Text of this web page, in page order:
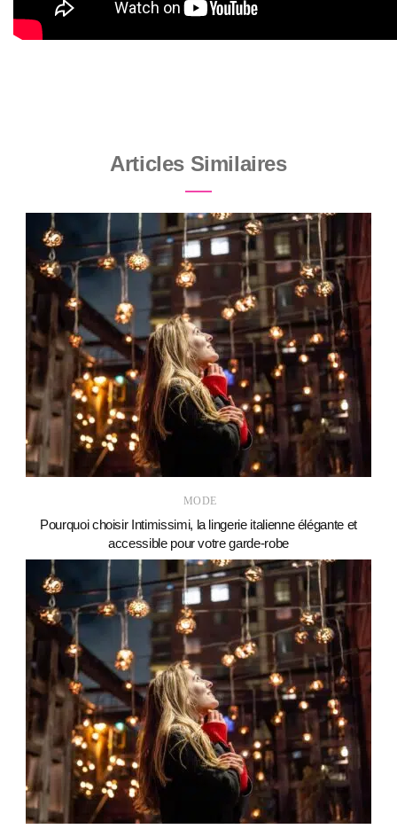
Articles Similaires
MODE
Pourquoi choisir Intimissimi, la lingerie italienne élégante et
accessible pour votre garde-robe